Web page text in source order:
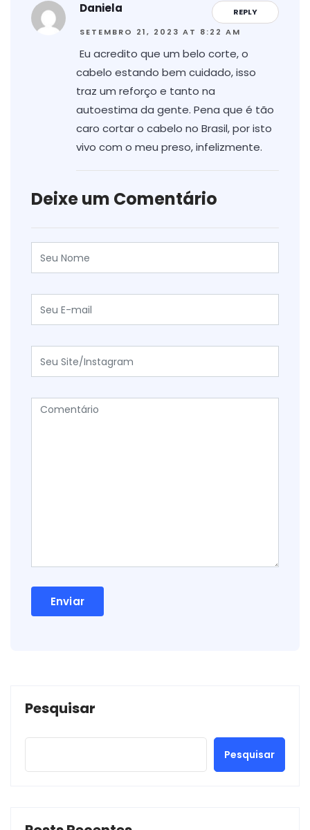
REPLY
Daniela
SETEMBRO 21, 2023 AT 8:22 AM
Eu acredito que um belo corte, o
cabelo estando bem cuidado, isso
traz um reforço e tanto na
autoestima da gente. Pena que é tão
caro cortar o cabelo no Brasil, por isto
vivo com o meu preso, infelizmente.
Deixe um Comentário
Pesquisar
Pesquisar